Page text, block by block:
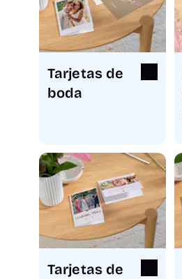
Tarjetas de
boda
Tarjetas de